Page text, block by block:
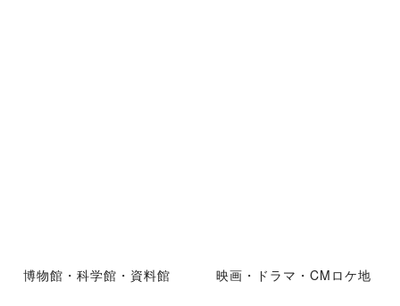
博物館・科学館・資料館 映画・ドラマ・CMロケ地